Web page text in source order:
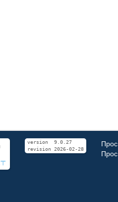
version 9.0.27
revision 2026-02-28